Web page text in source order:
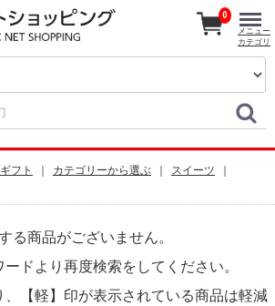
0
メニュー
カテゴリ
フト カテゴリーから選ぶ
スイーツ
る商品がございません。
ドより再度検索をしてください。
【軽】印が表示されている商品は軽減